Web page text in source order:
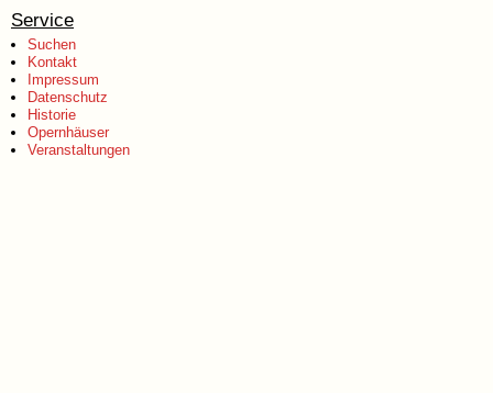
Service
Suchen
Kontakt
Impressum
Datenschutz
Historie
Opernhäuser
Veranstaltungen